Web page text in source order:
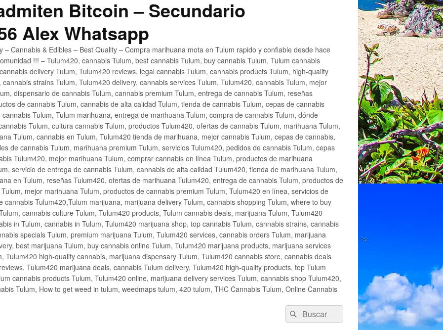
Bitcoin – Secundario
Alex Whatsapp
– Cannabis & Edibles – Best Quality – Compra marihuana mota en Tulum rapido y confiable desde hace
!!! – Tulum420, cannabis Tulum, best cannabis Tulum, buy cannabis Tulum, Tulum cannabis
delivery Tulum, Tulum420 reviews, legal cannabis Tulum, cannabis products Tulum, high-quality
strains Tulum, Tulum420 delivery, cannabis services Tulum, Tulum420, cannabis Tulum, mejor
dispensario de cannabis Tulum, cannabis premium Tulum, entrega de cannabis Tulum, reseñas
de cannabis Tulum, cannabis de alta calidad Tulum, tienda de cannabis Tulum, cepas de cannabis
Tulum, Tulum marihuana, entrega de marihuana Tulum, compra de cannabis Tulum, dónde
Tulum, cultura cannabis Tulum, productos Tulum420, ofertas de cannabis Tulum, marihuana Tulum,
Tulum, cannabis en Tulum, Tulum420 tienda de marihuana, mejor cannabis Tulum, cepas de cannabis,
de cannabis Tulum, marihuana premium Tulum, servicios Tulum420, pedidos de cannabis Tulum, cepas
Tulum420, mejor marihuana Tulum, comprar cannabis en línea Tulum, productos de marihuana
servicio de entrega de cannabis Tulum, cannabis de alta calidad Tulum420, tienda de marihuana Tulum,
en Tulum, reseñas Tulum420, ofertas de marihuana Tulum420, entrega de cannabis Tulum, productos de
mejor marihuana Tulum, productos de cannabis premium Tulum, Tulum420 en línea, servicios de
Tulum420,Tulum marijuana, marijuana delivery Tulum, cannabis shopping Tulum, where to buy
cannabis culture Tulum, Tulum420 products, Tulum cannabis deals, marijuana Tulum, Tulum420
in Tulum, cannabis in Tulum, Tulum420 marijuana shop, top cannabis Tulum, cannabis strains, cannabis
specials Tulum, premium marijuana Tulum, Tulum420 services, cannabis orders Tulum, marijuana
best marijuana Tulum, buy cannabis online Tulum, Tulum420 marijuana products, marijuana services
Tulum420 high-quality cannabis, marijuana dispensary Tulum, Tulum420 cannabis store, cannabis deals
Tulum420 marijuana deals, cannabis Tulum delivery, Tulum420 high-quality products, top Tulum
cannabis products Tulum, Tulum420 online, marijuana delivery services Tulum, cannabis shop Tulum420,
Tulum, How to get weed in tulum, weedmaps tulum, 420 tulum, THC Cannabis Tulum, Online Cannabis
Buscar
por:
Buscar